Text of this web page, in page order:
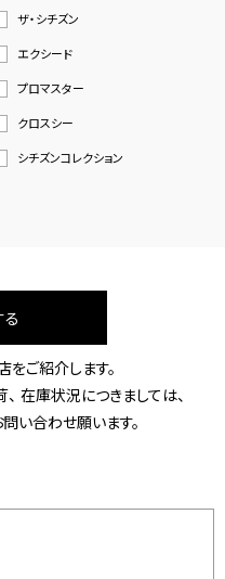
ザ・シチズン
エクシード
プロマスター
クロスシー
シチズンコレクション
ご紹介します。
在庫状況につきましては、
い合わせ願います。